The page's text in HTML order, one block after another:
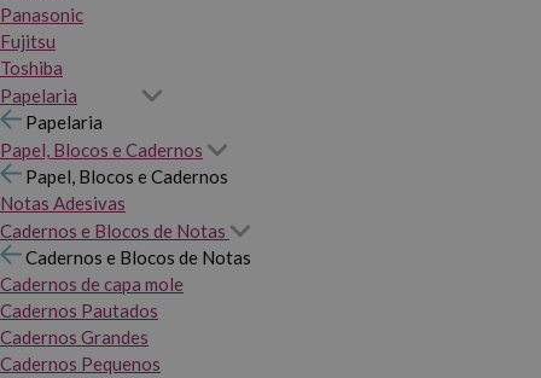
Panasonic
Fujitsu
Toshiba
Papelaria
Papelaria
Papel, Blocos e Cadernos
Papel, Blocos e Cadernos
Notas Adesivas
Cadernos e Blocos de Notas
Cadernos e Blocos de Notas
Cadernos de capa mole
Cadernos Pautados
Cadernos Grandes
Cadernos Pequenos